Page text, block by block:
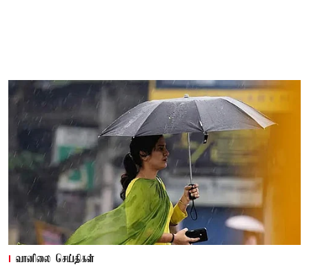
வானிலை செய்திகள்